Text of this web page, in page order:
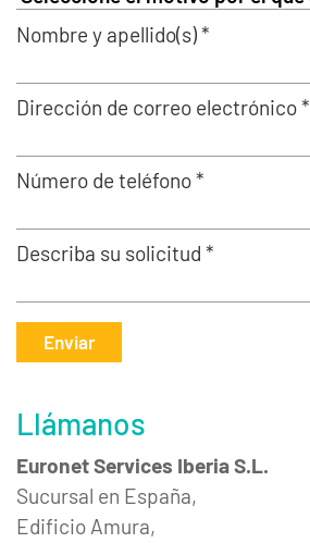
Nombre y apellido(s) *
Dirección de correo electrónico *
Número de teléfono *
Describa su solicitud *
Enviar
Llámanos
Euronet Services Iberia S.L.
Sucursal en España,
Edificio Amura,